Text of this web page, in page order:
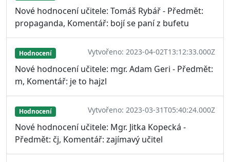
Nové hodnocení učitele: Tomáš Rybář - Předmět:
propaganda, Komentář: bojí se paní z bufetu
Hodnocení Vytvořeno: 2023-04-02T13:12:33.000Z
Nové hodnocení učitele: mgr. Adam Geri - Předmět:
m, Komentář: je to hajzl
Hodnocení Vytvořeno: 2023-03-31T05:40:24.000Z
Nové hodnocení učitele: Mgr. Jitka Kopecká -
Předmět: čj, Komentář: zajímavý učitel